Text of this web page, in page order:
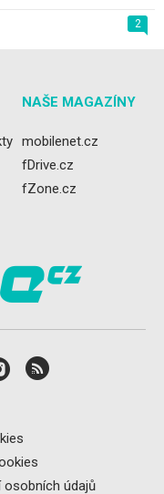
2
NAŠE MAGAZÍNY
mobilenet.cz
fDrive.cz
fZone.cz
osobních údajů